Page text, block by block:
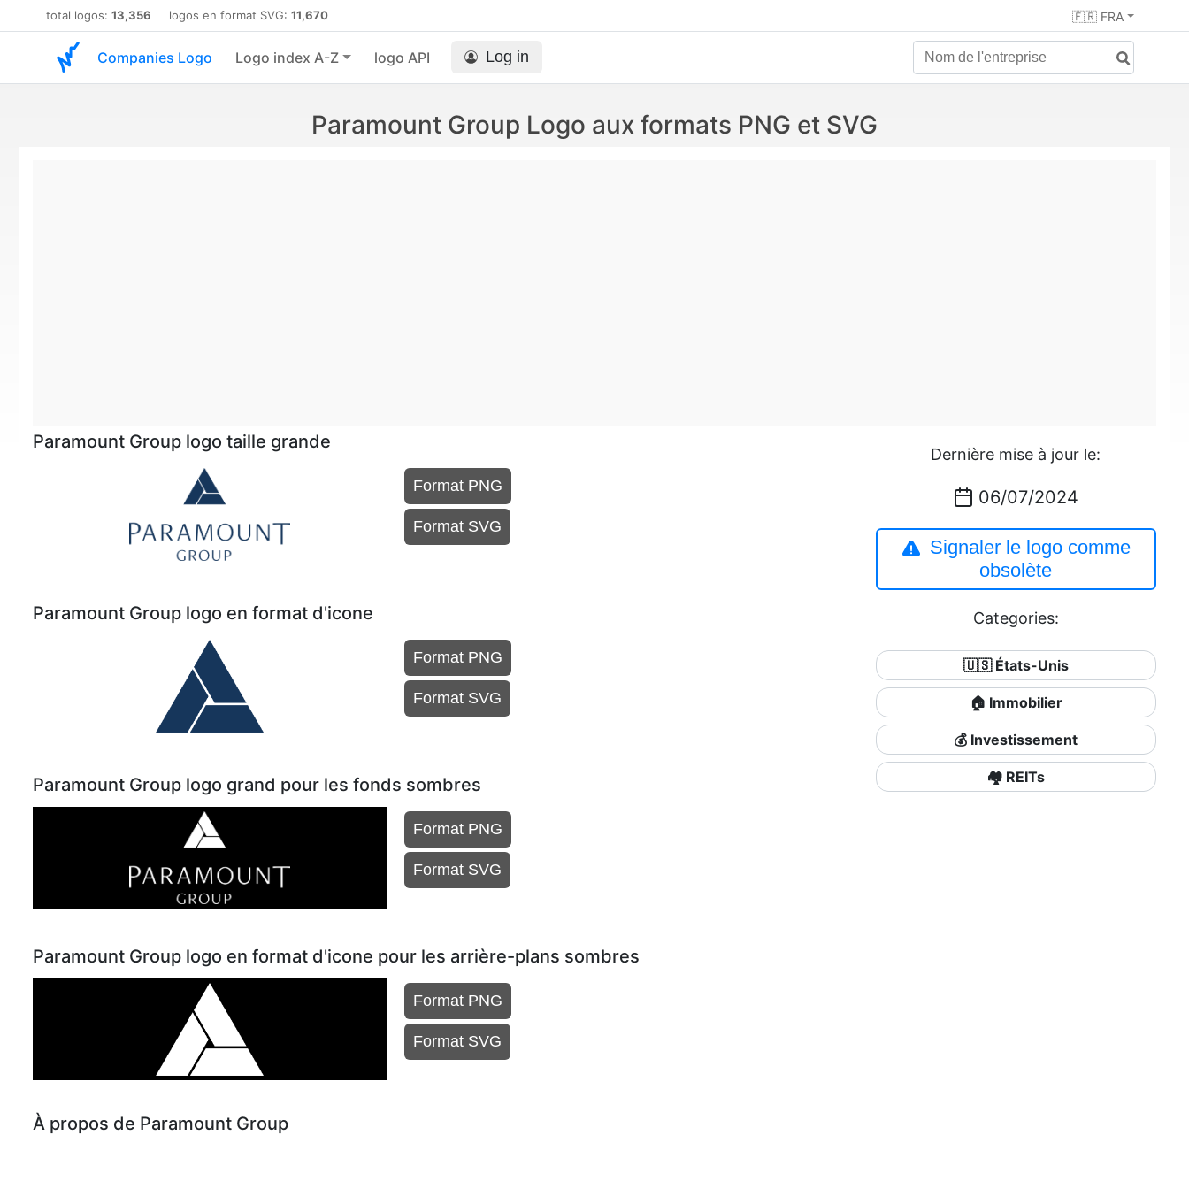
total logos: 13,356 logos en format SVG: 11,670 🇫🇷 FRA
Companies Logo Logo index A-Z logo API Log in
Paramount Group Logo aux formats PNG et SVG
Paramount Group logo taille grande
Format PNG
Format SVG
Paramount Group logo en format d'icone
Format PNG
Format SVG
Paramount Group logo grand pour les fonds sombres
Format PNG
Format SVG
Paramount Group logo en format d'icone pour les arrière-plans sombres
Format PNG
Format SVG
À propos de Paramount Group
Dernière mise à jour le:
06/07/2024
Signaler le logo comme
obsolète
Categories:
🇺🇸 États-Unis
🏠 Immobilier
💰 Investissement
🏘️ REITs